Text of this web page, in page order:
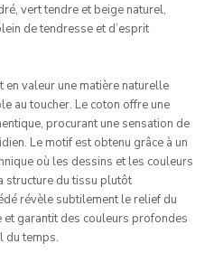
vert tendre et beige naturel,
de tendresse et d’esprit
en valeur une matière naturelle
au toucher. Le coton offre une
procurant une sensation de
Le motif est obtenu grâce à un
où les dessins et les couleurs
structure du tissu plutôt
révèle subtilement le relief du
garantit des couleurs profondes
du temps.